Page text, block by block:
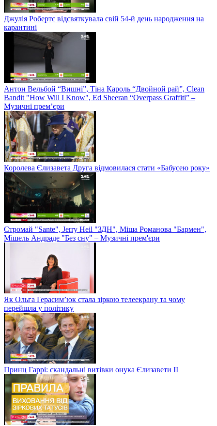
Джулія Робертс відсвяткувала свій 54-й день народження на
карантині
Антон Вельбой “Вишні”, Тіна Кароль “Двойной рай”, Clean
Bandit "How Will I Know", Ed Sheeran “Overpass Graffiti” –
Музичні прем’єри
Королева Єлизавета Друга відмовилася стати «Бабусею року»
Стромай "Sante", Jerry Heil "ЗДН", Міша Романова "Бармен",
Мішель Андраде "Без сну" – Музичні прем'єри
Як Ольга Герасим’юк стала зіркою телеекрану та чому
перейшла у політику
Принц Гаррі: скандальні витівки онука Єлизавети II